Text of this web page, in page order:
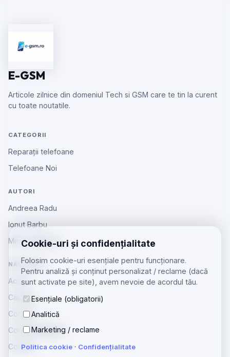
Cookie-uri și confidențialitate
Folosim cookie-uri esențiale pentru funcționare.
Pentru analiză și conținut personalizat / reclame (dacă
sunt activate pe site), avem nevoie de acordul tău.
Esențiale (obligatorii)
Analitică
Marketing / reclame
Politica cookie · Confidențialitate
E-GSM
Articole zilnice din domeniul Tech si GSM care te tin la curent
cu toate noutatile.
CATEGORII
Reparații telefoane
Telefoane Noi
AUTORI
Andreea Radu
Ionut Barbu
Mircea Aiftincăi
NAVIGARE
Acasă
Căutare
Contact
Confidențialitate
Cookie